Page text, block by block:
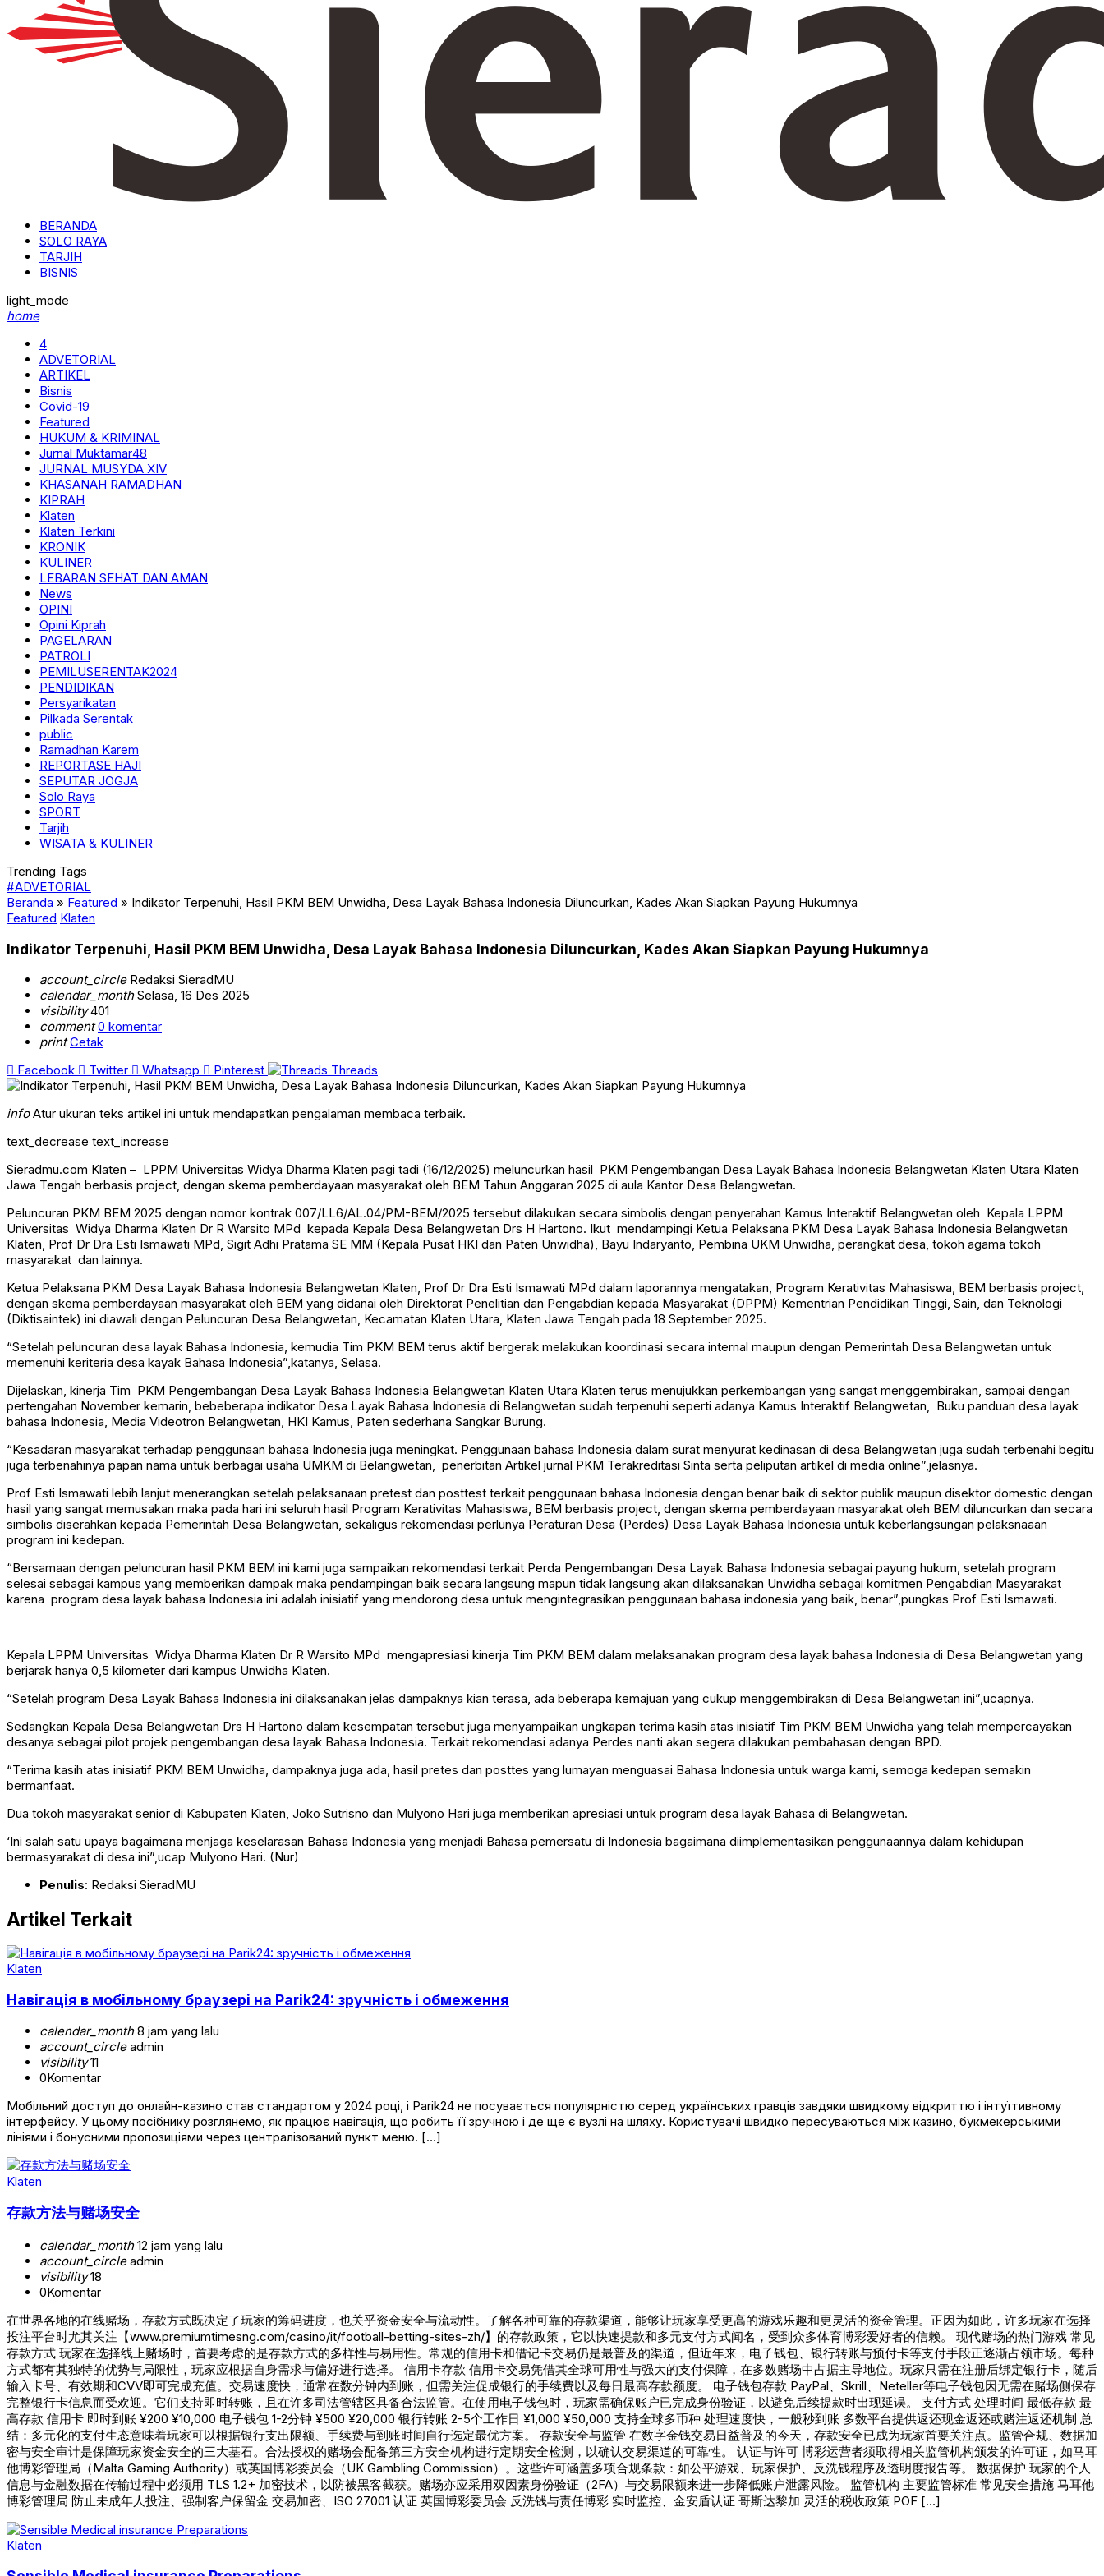
BERANDA
SOLO RAYA
TARJIH
BISNIS
light_mode
home
4
ADVETORIAL
ARTIKEL
Bisnis
Covid-19
Featured
HUKUM & KRIMINAL
Jurnal Muktamar48
JURNAL MUSYDA XIV
KHASANAH RAMADHAN
KIPRAH
Klaten
Klaten Terkini
KRONIK
KULINER
LEBARAN SEHAT DAN AMAN
News
OPINI
Opini Kiprah
PAGELARAN
PATROLI
PEMILUSERENTAK2024
PENDIDIKAN
Persyarikatan
Pilkada Serentak
public
Ramadhan Karem
REPORTASE HAJI
SEPUTAR JOGJA
Solo Raya
SPORT
Tarjih
WISATA & KULINER
Trending Tags
#ADVETORIAL
Beranda » Featured » Indikator Terpenuhi, Hasil PKM BEM Unwidha, Desa Layak Bahasa Indonesia Diluncurkan, Kades Akan Siapkan Payung Hukumnya
Featured Klaten
Indikator Terpenuhi, Hasil PKM BEM Unwidha, Desa Layak Bahasa Indonesia Diluncurkan, Kades Akan Siapkan Payung Hukumnya
account_circleRedaksi SieradMU
calendar_monthSelasa, 16 Des 2025
visibility401
comment 0 komentar
print Cetak
Facebook
Twitter Whatsapp Pinterest Threads
infoAtur ukuran teks artikel ini untuk mendapatkan pengalaman membaca terbaik.
text_decrease text_increase
Sieradmu.com Klaten – LPPM Universitas Widya Dharma Klaten pagi tadi (16/12/2025) meluncurkan hasil PKM Pengembangan Desa Layak Bahasa Indonesia Belangwetan Klaten Utara Klaten
Jawa Tengah berbasis project, dengan skema pemberdayaan masyarakat oleh BEM Tahun Anggaran 2025 di aula Kantor Desa Belangwetan.
Peluncuran PKM BEM 2025 dengan nomor kontrak 007/LL6/AL.04/PM-BEM/2025 tersebut dilakukan secara simbolis dengan penyerahan Kamus Interaktif Belangwetan oleh Kepala LPPM
Universitas Widya Dharma Klaten Dr R Warsito MPd kepada Kepala Desa Belangwetan Drs H Hartono. Ikut mendampingi Ketua Pelaksana PKM Desa Layak Bahasa Indonesia Belangwetan
Klaten, Prof Dr Dra Esti Ismawati MPd, Sigit Adhi Pratama SE MM (Kepala Pusat HKI dan Paten Unwidha), Bayu Indaryanto, Pembina UKM Unwidha, perangkat desa, tokoh agama tokoh
masyarakat dan lainnya.
Ketua Pelaksana PKM Desa Layak Bahasa Indonesia Belangwetan Klaten, Prof Dr Dra Esti Ismawati MPd dalam laporannya mengatakan, Program Kerativitas Mahasiswa, BEM berbasis project,
dengan skema pemberdayaan masyarakat oleh BEM yang didanai oleh Direktorat Penelitian dan Pengabdian kepada Masyarakat (DPPM) Kementrian Pendidikan Tinggi, Sain, dan Teknologi
(Diktisaintek) ini diawali dengan Peluncuran Desa Belangwetan, Kecamatan Klaten Utara, Klaten Jawa Tengah pada 18 September 2025.
“Setelah peluncuran desa layak Bahasa Indonesia, kemudia Tim PKM BEM terus aktif bergerak melakukan koordinasi secara internal maupun dengan Pemerintah Desa Belangwetan untuk
memenuhi keriteria desa kayak Bahasa Indonesia”,katanya, Selasa.
Dijelaskan, kinerja Tim PKM Pengembangan Desa Layak Bahasa Indonesia Belangwetan Klaten Utara Klaten terus menujukkan perkembangan yang sangat menggembirakan, sampai dengan
pertengahan November kemarin, bebeberapa indikator Desa Layak Bahasa Indonesia di Belangwetan sudah terpenuhi seperti adanya Kamus Interaktif Belangwetan, Buku panduan desa layak
bahasa Indonesia, Media Videotron Belangwetan, HKI Kamus, Paten sederhana Sangkar Burung.
“Kesadaran masyarakat terhadap penggunaan bahasa Indonesia juga meningkat. Penggunaan bahasa Indonesia dalam surat menyurat kedinasan di desa Belangwetan juga sudah terbenahi begitu
juga terbenahinya papan nama untuk berbagai usaha UMKM di Belangwetan, penerbitan Artikel jurnal PKM Terakreditasi Sinta serta peliputan artikel di media online”,jelasnya.
Prof Esti Ismawati lebih lanjut menerangkan setelah pelaksanaan pretest dan posttest terkait penggunaan bahasa Indonesia dengan benar baik di sektor publik maupun disektor domestic dengan
hasil yang sangat memusakan maka pada hari ini seluruh hasil Program Kerativitas Mahasiswa, BEM berbasis project, dengan skema pemberdayaan masyarakat oleh BEM diluncurkan dan secara
simbolis diserahkan kepada Pemerintah Desa Belangwetan, sekaligus rekomendasi perlunya Peraturan Desa (Perdes) Desa Layak Bahasa Indonesia untuk keberlangsungan pelaksnaaan
program ini kedepan.
“Bersamaan dengan peluncuran hasil PKM BEM ini kami juga sampaikan rekomendasi terkait Perda Pengembangan Desa Layak Bahasa Indonesia sebagai payung hukum, setelah program
selesai sebagai kampus yang memberikan dampak maka pendampingan baik secara langsung mapun tidak langsung akan dilaksanakan Unwidha sebagai komitmen Pengabdian Masyarakat
karena program desa layak bahasa Indonesia ini adalah inisiatif yang mendorong desa untuk mengintegrasikan penggunaan bahasa indonesia yang baik, benar”,pungkas Prof Esti Ismawati.
Kepala LPPM Universitas Widya Dharma Klaten Dr R Warsito MPd mengapresiasi kinerja Tim PKM BEM dalam melaksanakan program desa layak bahasa Indonesia di Desa Belangwetan yang
berjarak hanya 0,5 kilometer dari kampus Unwidha Klaten.
“Setelah program Desa Layak Bahasa Indonesia ini dilaksanakan jelas dampaknya kian terasa, ada beberapa kemajuan yang cukup menggembirakan di Desa Belangwetan ini”,ucapnya.
Sedangkan Kepala Desa Belangwetan Drs H Hartono dalam kesempatan tersebut juga menyampaikan ungkapan terima kasih atas inisiatif Tim PKM BEM Unwidha yang telah mempercayakan
desanya sebagai pilot projek pengembangan desa layak Bahasa Indonesia. Terkait rekomendasi adanya Perdes nanti akan segera dilakukan pembahasan dengan BPD.
“Terima kasih atas inisiatif PKM BEM Unwidha, dampaknya juga ada, hasil pretes dan posttes yang lumayan menguasai Bahasa Indonesia untuk warga kami, semoga kedepan semakin
bermanfaat.
Dua tokoh masyarakat senior di Kabupaten Klaten, Joko Sutrisno dan Mulyono Hari juga memberikan apresiasi untuk program desa layak Bahasa di Belangwetan.
‘Ini salah satu upaya bagaimana menjaga keselarasan Bahasa Indonesia yang menjadi Bahasa pemersatu di Indonesia bagaimana diimplementasikan penggunaannya dalam kehidupan
bermasyarakat di desa ini”,ucap Mulyono Hari. (Nur)
Penulis: Redaksi SieradMU
Artikel Terkait
Klaten
Навігація в мобільному браузері на Parik24: зручність і обмеження
calendar_month8 jam yang lalu
account_circleadmin
visibility11
0Komentar
Мобільний доступ до онлайн-казино став стандартом у 2024 році, і Parik24 не посувається популярністю серед українських гравців завдяки швидкому відкриттю і інтуїтивному
інтерфейсу. У цьому посібнику розглянемо, як працює навігація, що робить її зручною і де ще є вузлі на шляху. Користувачі швидко пересуваються між казино, букмекерськими
лініями і бонусними пропозиціями через централізований пункт меню. […]
Klaten
存款方法与赌场安全
calendar_month12 jam yang lalu
account_circleadmin
visibility18
0Komentar
在世界各地的在线赌场，存款方式既决定了玩家的筹码进度，也关乎资金安全与流动性。了解各种可靠的存款渠道，能够让玩家享受更高的游戏乐趣和更灵活的资金管理。正因为如此，许多玩家在选择
投注平台时尤其关注【www.premiumtimesng.com/casino/it/football-betting-sites-zh/】的存款政策，它以快速提款和多元支付方式闻名，受到众多体育博彩爱好者的信赖。 现代赌场的热门游戏 常见
存款方式 玩家在选择线上赌场时，首要考虑的是存款方式的多样性与易用性。常规的信用卡和借记卡交易仍是最普及的渠道，但近年来，电子钱包、银行转账与预付卡等支付手段正逐渐占领市场。每种
方式都有其独特的优势与局限性，玩家应根据自身需求与偏好进行选择。 信用卡存款 信用卡交易凭借其全球可用性与强大的支付保障，在多数赌场中占据主导地位。玩家只需在注册后绑定银行卡，随后
输入卡号、有效期和CVV即可完成充值。交易速度快，通常在数分钟内到账，但需关注促成银行的手续费以及每日最高存款额度。 电子钱包存款 PayPal、Skrill、Neteller等电子钱包因无需在赌场侧保存
完整银行卡信息而受欢迎。它们支持即时转账，且在许多司法管辖区具备合法监管。在使用电子钱包时，玩家需确保账户已完成身份验证，以避免后续提款时出现延误。 支付方式 处理时间 最低存款 最
高存款 信用卡 即时到账 ¥200 ¥10,000 电子钱包 1-2分钟 ¥500 ¥20,000 银行转账 2-5个工作日 ¥1,000 ¥50,000 支持全球多币种 处理速度快，一般秒到账 多数平台提供返还现金返还或赌注返还机制 总
结：多元化的支付生态意味着玩家可以根据银行支出限额、手续费与到账时间自行选定最优方案。 存款安全与监管 在数字金钱交易日益普及的今天，存款安全已成为玩家首要关注点。监管合规、数据加
密与安全审计是保障玩家资金安全的三大基石。合法授权的赌场会配备第三方安全机构进行定期安全检测，以确认交易渠道的可靠性。 认证与许可 博彩运营者须取得相关监管机构颁发的许可证，如马耳
他博彩管理局（Malta Gaming Authority）或英国博彩委员会（UK Gambling Commission）。这些许可涵盖多项合规条款：如公平游戏、玩家保护、反洗钱程序及透明度报告等。 数据保护 玩家的个人
信息与金融数据在传输过程中必须用 TLS 1.2+ 加密技术，以防被黑客截获。赌场亦应采用双因素身份验证（2FA）与交易限额来进一步降低账户泄露风险。 监管机构 主要监管标准 常见安全措施 马耳他
博彩管理局 防止未成年人投注、强制客户保留金 交易加密、ISO 27001 认证 英国博彩委员会 反洗钱与责任博彩 实时监控、金安盾认证 哥斯达黎加 灵活的税收政策 POF […]
Klaten